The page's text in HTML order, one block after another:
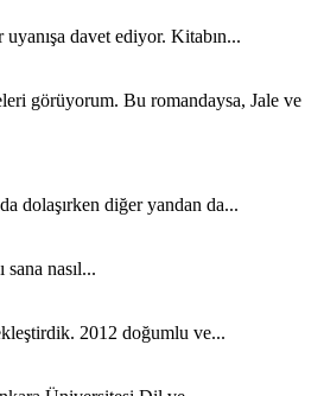
davet ediyor. Kitabın...
görüyorum. Bu romandaysa, Jale ve
dolaşırken diğer yandan da...
nasıl...
2012 doğumlu ve...